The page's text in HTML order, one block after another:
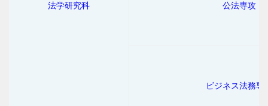
法学研究科 公法専攻
ビジネス法務専